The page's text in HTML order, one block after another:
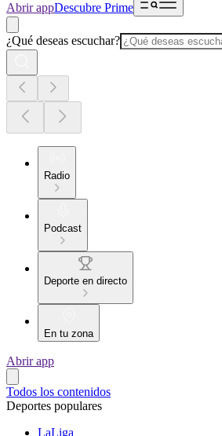
Abrir appDescubre Prime
¿Qué deseas escuchar?
Radio
Podcast
Deporte en directo
En tu zona
Abrir app
Todos los contenidos
Deportes populares
LaLiga